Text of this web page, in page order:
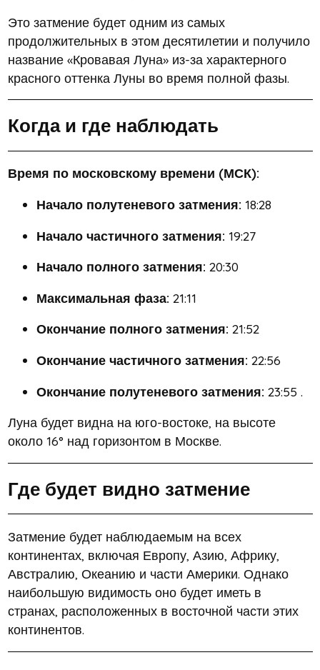
Это затмение будет одним из самых
продолжительных в этом десятилетии и получило
название «Кровавая Луна» из-за характерного
красного оттенка Луны во время полной фазы.
Когда и где наблюдать
Время по московскому времени (МСК):
Начало полутеневого затмения: 18:28
Начало частичного затмения: 19:27
Начало полного затмения: 20:30
Максимальная фаза: 21:11
Окончание полного затмения: 21:52
Окончание частичного затмения: 22:56
Окончание полутеневого затмения: 23:55 .
Луна будет видна на юго-востоке, на высоте
около 16° над горизонтом в Москве.
Где будет видно затмение
Затмение будет наблюдаемым на всех
континентах, включая Европу, Азию, Африку,
Австралию, Океанию и части Америки. Однако
наибольшую видимость оно будет иметь в
странах, расположенных в восточной части этих
континентов.